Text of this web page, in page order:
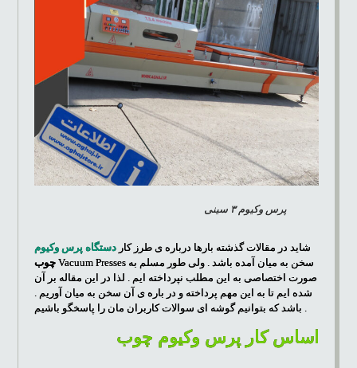
پرس وکیوم ۳ سینی
شاید در مقالات گذشته بارها درباره ی طرز کار دستگاه پرس وکیوم
چوب Vacuum Presses
صورت اختصاصی به این مطلب نپرداخته ایم . لذا در این مقاله بر آن
شده ایم تا به این مهم پرداخته و در باره ی آن سخن به میان آوریم .
باشد که بتوانیم گوشه ای سوالات کاربران مان را پاسخگو باشیم .
اساس کار پرس وکیوم چوب